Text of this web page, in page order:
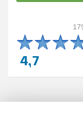
4,7